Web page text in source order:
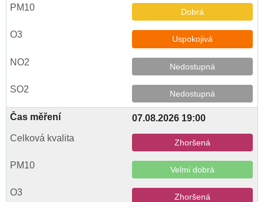
Dobrá
Uspokojivá
Nedostupná
Nedostupná
07.08.2026 19:00
Zhoršená
Velmi dobrá
Zhoršená